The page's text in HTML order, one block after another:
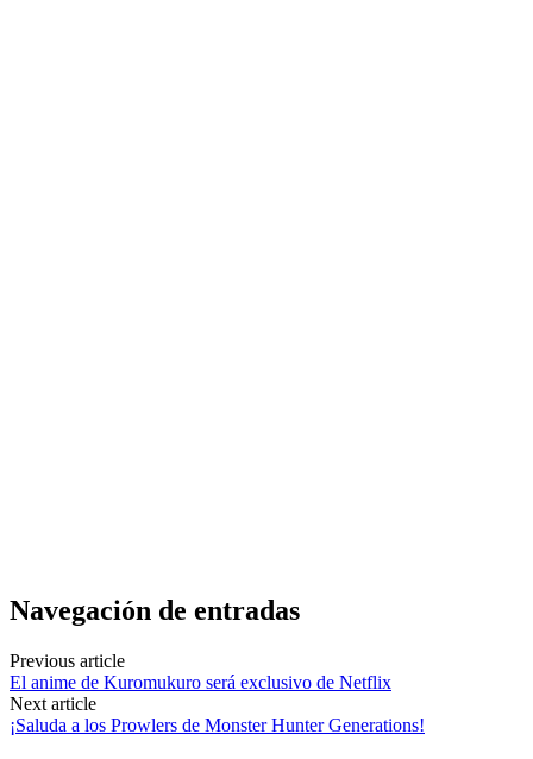
Navegación de entradas
Previous article
El anime de Kuromukuro será exclusivo de Netflix
Next article
¡Saluda a los Prowlers de Monster Hunter Generations!